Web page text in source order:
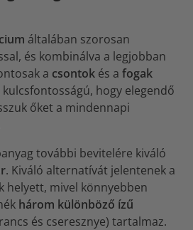
általában szorosan
és kombinálva a legjobban
a csontok és a fogak
hogy elegendő
őket a mindennapi
további bevitelére kiváló
. Kiváló alternatívát jelentenek a
helyett, mivel könnyebben
három különböző ízű
és cseresznye) tartalmaz.